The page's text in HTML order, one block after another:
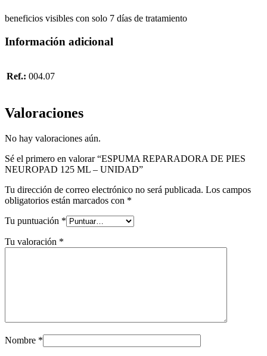
beneficios visibles con solo 7 días de tratamiento
Información adicional
Ref.: 004.07
Valoraciones
No hay valoraciones aún.
Sé el primero en valorar “ESPUMA REPARADORA DE PIES
NEUROPAD 125 ML – UNIDAD”
Tu dirección de correo electrónico no será publicada. Los campos
obligatorios están marcados con *
Tu puntuación *
Tu valoración *
Nombre *